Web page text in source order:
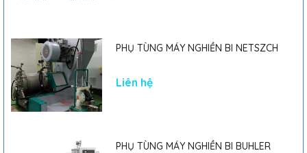
PHỤ TÙNG MÁY NGHIỀN BI NETSZCH
Liên hệ
PHỤ TÙNG MÁY NGHIỀN BI BUHLER